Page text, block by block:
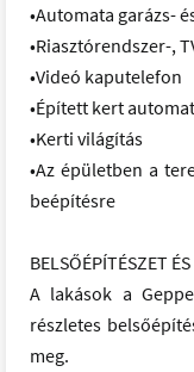
•Automata garázs-
•Riasztórendszer-,
•Videó kaputelefon
•Épített kert
•Kerti világítás
•Az épületben a
beépítésre
BELSŐÉPÍTÉSZET
A lakások a
részletes
meg.